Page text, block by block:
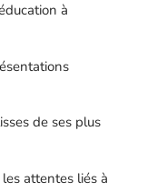
à
de ses plus
attentes liés à